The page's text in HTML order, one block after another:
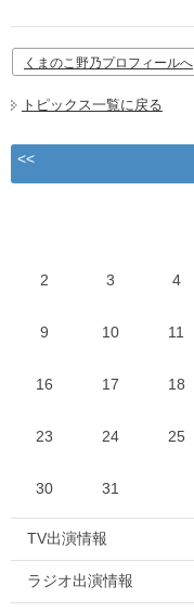
くまのこ野乃プロフィールへ
トピックス一覧に戻る
<<
2 3 4
9 10 11
16 17 18
23 24 25
30 31
TV出演情報
ラジオ出演情報